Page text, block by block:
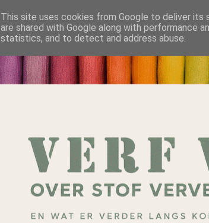
This site uses cookies from Google to deliver its
are shared with Google along with performance
statistics, and to detect and address abuse.